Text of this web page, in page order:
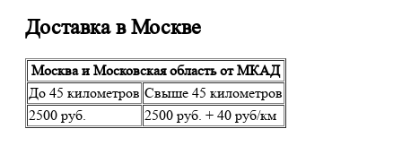
Доставка в Москве
Москва и Московская область от МКАД
До 45 километров Свыше 45 километров
2500 руб.
2500 руб. + 40 руб/км